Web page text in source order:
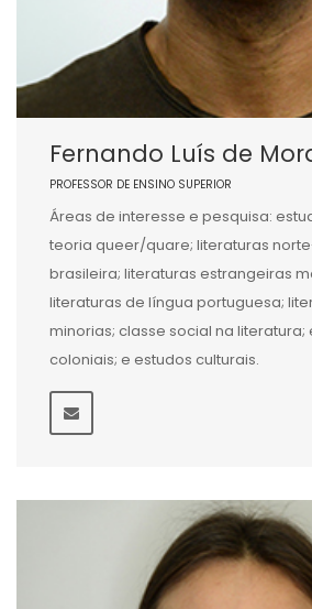
Fernando Luís de
PROFESSOR DE ENSINO SUPERIOR
Áreas de interesse e pesquisa:
teoria queer/quare; literaturas
brasileira; literaturas estrangeiras
literaturas de língua portuguesa;
minorias; classe social na
coloniais; e estudos culturais.